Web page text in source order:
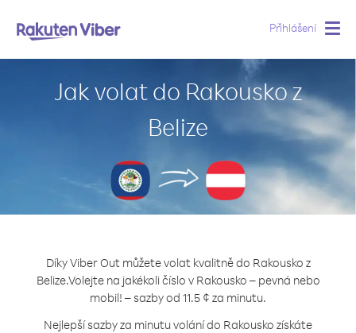
Přihlášení
Jak volat do Rakousko z
Belize
Díky Viber Out můžete volat kvalitně do Rakousko z
Belize.Volejte na jakékoli číslo v Rakousko – pevná nebo
mobil! – sazby od 11.5 ¢ za minutu.
Nejlepší sazby za minutu volání do Rakousko získáte